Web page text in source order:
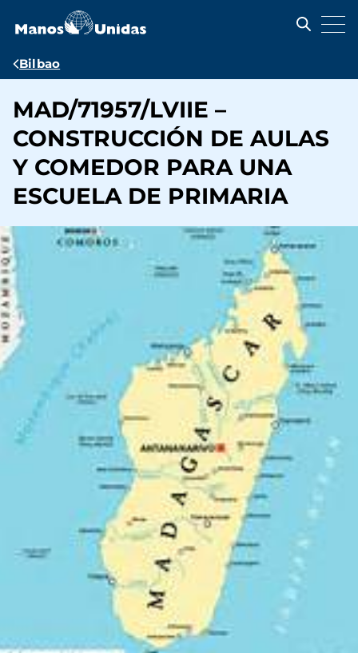
contenido
Ruta
navegación
Bilbao
MAD/71957/LVIIE –
CONSTRUCCIÓN DE AULAS
Y COMEDOR PARA UNA
ESCUELA DE PRIMARIA